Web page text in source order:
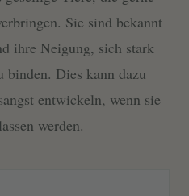
Sie sind bekannt
ihre Neigung, sich stark
binden. Dies kann dazu
entwickeln, wenn sie
werden.